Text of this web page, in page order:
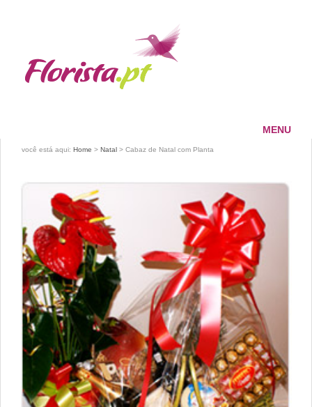
MENU
HOME
PAGAMENTOS
ENTREGAS
CONTACTOS
você está aqui: Home > Natal > Cabaz de Natal com Planta